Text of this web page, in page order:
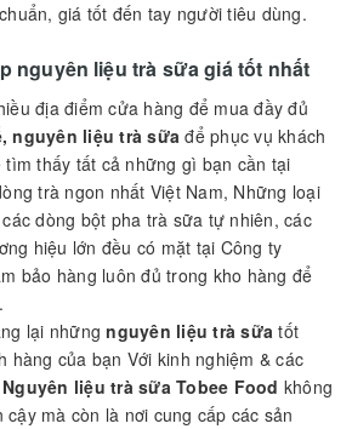
chuẩn, giá tốt đến tay người tiêu dùng.
nguyên liệu trà sữa giá tốt nhất
địa điểm cửa hàng để mua đầy đủ
nguyên liệu trà sữađể phục vụ khách
tìm thấy tất cả những gì bạn cần tại
trà ngon nhất Việt Nam, Những loại
dòng bột pha trà sữa tự nhiên, các
hiệu lớn đều có mặt tại Công ty
bảo hàng luôn đủ trong kho hàng để
lại nhữngnguyên liệu trà sữa tốt
hàng của bạn Với kinh nghiệm & các
Nguyên liệu trà sữa Tobee Food không
mà còn là nơi cung cấp các sản